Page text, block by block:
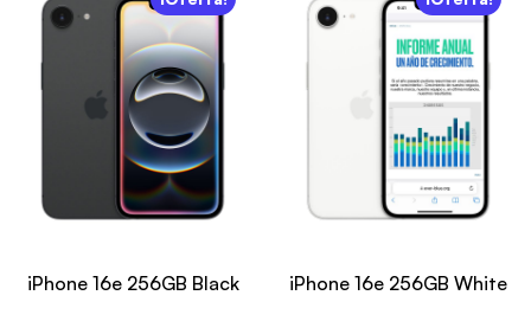
iPhone 16e 256GB Black iPhone 16e 256GB White